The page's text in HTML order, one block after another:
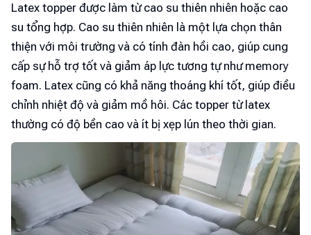
Latex topper được làm từ cao su thiên nhiên hoặc cao
su tổng hợp. Cao su thiên nhiên là một lựa chọn thân
thiện với môi trường và có tính đàn hồi cao, giúp cung
cấp sự hỗ trợ tốt và giảm áp lực tương tự như memory
foam. Latex cũng có khả năng thoáng khí tốt, giúp điều
chỉnh nhiệt độ và giảm mồ hôi. Các topper từ latex
thường có độ bền cao và ít bị xẹp lún theo thời gian.